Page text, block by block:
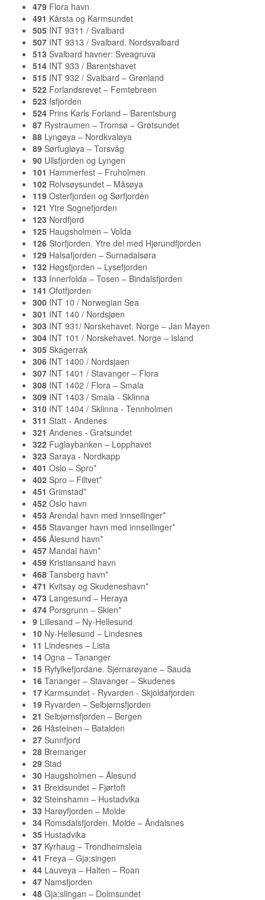
479 Flora havn
491 Kårsta og Karmsundet
505 INT 9311 / Svalbard
507 INT 9313 / Svalbard. Nordsvalbard
513 Svalbard havner: Sveagruva
514 INT 933 / Barentshavet
515 INT 932 / Svalbard – Grønland
522 Forlandsrevet – Femtebreen
523 Isfjorden
524 Prins Karls Forland – Barentsburg
87 Rystraumen – Tromsø – Grøtsundet
88 Lyngøya – Nordkvaløya
89 Sørfugløya – Torsvåg
90 Ullsfjorden og Lyngen
101 Hammerfest – Fruholmen
102 Rolvsøysundet – Måsøya
119 Osterfjorden og Sørfjorden
121 Ytre Sognefjorden
123 Nordfjord
125 Haugsholmen – Volda
126 Storfjorden. Ytre del med Hjørundfjorden
129 Halsafjorden – Surnadalsøra
132 Høgsfjorden – Lysefjorden
133 Innerfolda – Tosen – Bindalsfjorden
141 Ofotfjorden
300 INT 10 / Norwegian Sea
301 INT 140 / Nordsjøen
303 INT 931/ Norskehavet. Norge – Jan Mayen
304 INT 101 / Norskehavet. Norge – Island
305 Skagerrak
306 INT 1400 / Nordsjaen
307 INT 1401 / Stavanger – Flora
308 INT 1402 / Flora – Smala
309 INT 1403 / Smala - Sklinna
310 INT 1404 / Sklinna - Tennholmen
311 Statt - Andenes
321 Andenes - Gratsundet
322 Fuglaybanken – Lopphavet
323 Saraya - Nordkapp
401 Oslo – Spro*
402 Spro – Filtvet*
451 Grimstad*
452 Oslo havn
453 Arendal havn med innseilinger*
455 Stavanger havn med innseilinger*
456 Ålesund havn*
457 Mandal havn*
459 Kristiansand havn
468 Tansberg havn*
471 Kvitsay og Skudeneshavn*
473 Langesund – Heraya
474 Porsgrunn – Skien*
9 Lillesand – Ny-Hellesund
10 Ny-Hellesund – Lindesnes
11 Lindesnes – Lista
14 Ogna – Tananger
15 Ryfylkefjordane. Sjernarøyane – Sauda
16 Tananger – Stavanger – Skudenes
17 Karmsundet - Ryvarden - Skjoldafjorden
19 Ryvarden – Selbjørnsfjorden
21 Selbjørnsfjorden – Bergen
26 Håsteinen – Batalden
27 Sunnfjord
28 Bremanger
29 Stad
30 Haugsholmen – Ålesund
31 Breidsundet – Fjørtoft
32 Steinshamn – Hustadvika
33 Harøyfjorden – Molde
34 Romsdalsfjorden. Molde – Åndalsnes
35 Hustadvika
37 Kyrhaug – Trondheimsleia
41 Freya – Gja;singen
44 Lauveya – Halten – Roan
47 Namsfjorden
48 Gja;slingan – Dolmsundet